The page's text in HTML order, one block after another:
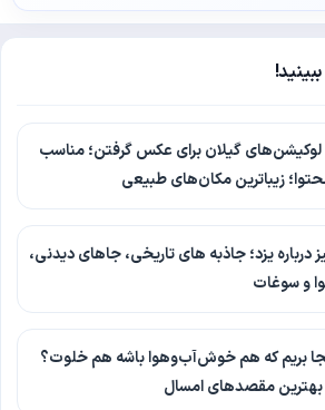
لوکیشن‌های گیلان برای عکس گرفتن؛ مناسب
زیباترین مکان‌های طبیعی
درباره یزد؛ جاذبه های تاریخی، جاهای دیدنی،
و سوغات
بریم که هم خوش‌آب‌وهوا باشه هم خلوت؟
مقصدهای امسال